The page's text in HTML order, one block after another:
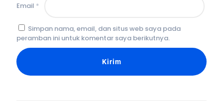
Email *
Simpan nama, email, dan situs web saya pada
peramban ini untuk komentar saya berikutnya.